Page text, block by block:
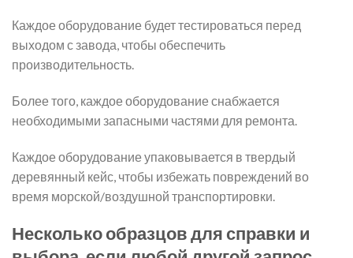
Каждое оборудование будет тестироваться перед
выходом с завода, чтобы обеспечить
производительность.
Более того, каждое оборудование снабжается
необходимыми запасными частями для ремонта.
Каждое оборудование упаковывается в твердый
деревянный кейс, чтобы избежать повреждений во
время морской/воздушной транспортировки.
Несколько образцов для справки и